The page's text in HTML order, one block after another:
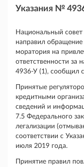
Указания №
Национальный
направил
моратория на
ответственности за
4936-У (1), сообщил
Принятые
кредитными
сведений и
7.5 Федерального
легализации
соответствии с
июля 2019 года.
Принятие правил